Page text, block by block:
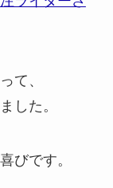
て、
した。
びです。